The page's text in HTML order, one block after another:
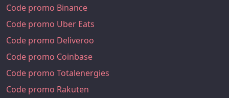
Code promo Binance
Code promo Uber Eats
Code promo Deliveroo
Code promo Coinbase
Code promo Totalenergies
Code promo Rakuten